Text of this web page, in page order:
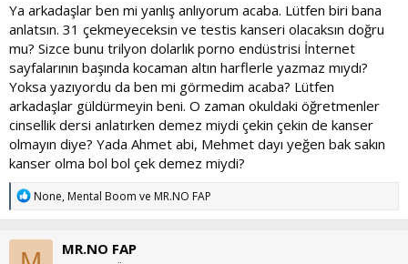
Ya arkadaşlar ben mi yanlış anlıyorum acaba. Lütfen biri bana
anlatsın. 31 çekmeyeceksin ve testis kanseri olacaksın doğru
mu? Sizce bunu trilyon dolarlık porno endüstrisi İnternet
sayfalarının başında kocaman altın harflerle yazmaz mıydı?
Yoksa yazıyordu da ben mi görmedim acaba? Lütfen
arkadaşlar güldürmeyin beni. O zaman okuldaki öğretmenler
cinsellik dersi anlatırken demez miydi çekin çekin de kanser
olmayın diye? Yada Ahmet abi, Mehmet dayı yeğen bak sakın
kanser olma bol bol çek demez miydi?
T
p
k
i
None,Mental Boom ve MR.NO FAP
MR.NO FAP